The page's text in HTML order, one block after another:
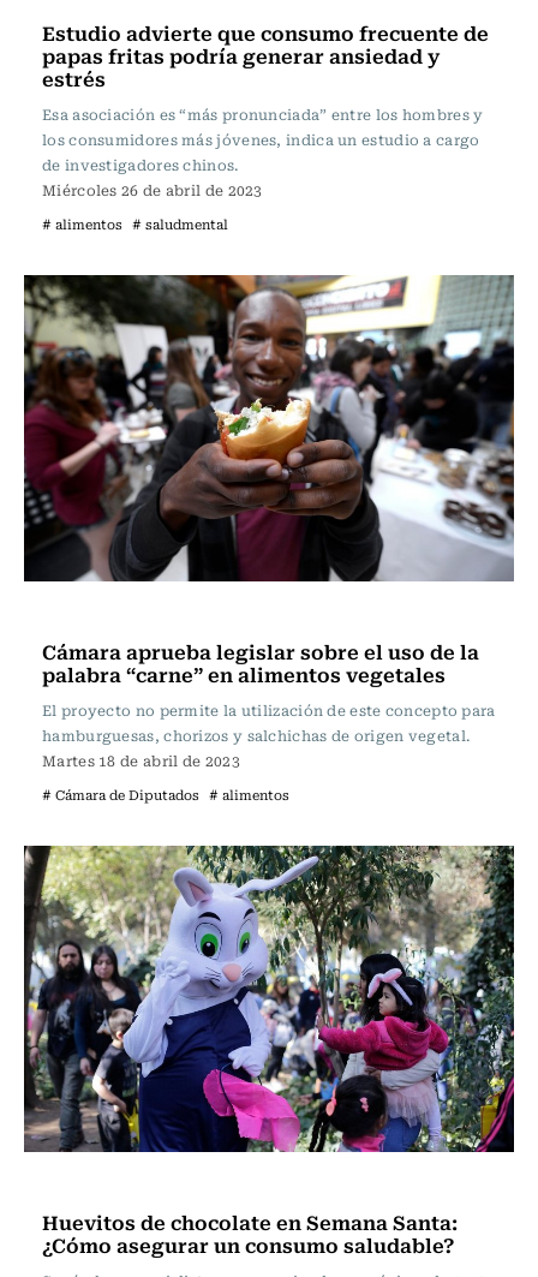
Estudio advierte que consumo frecuente de
papas fritas podría generar ansiedad y
estrés
Esa asociación es “más pronunciada” entre los hombres y
los consumidores más jóvenes, indica un estudio a cargo
de investigadores chinos.
Miércoles 26 de abril de 2023
# alimentos # saludmental
Cámara aprueba legislar sobre el uso de la
palabra “carne” en alimentos vegetales
El proyecto no permite la utilización de este concepto para
hamburguesas, chorizos y salchichas de origen vegetal.
Martes 18 de abril de 2023
# Cámara de Diputados # alimentos
Huevitos de chocolate en Semana Santa:
¿Cómo asegurar un consumo saludable?